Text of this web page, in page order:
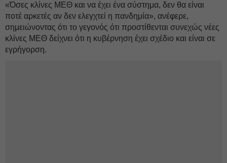
«Όσες κλίνες ΜΕΘ και να έχει ένα σύστημα, δεν θα είναι
ποτέ αρκετές αν δεν ελεγχτεί η πανδημία», ανέφερε,
σημειώνοντας ότι το γεγονός ότι προστίθενται συνεχώς νέες
κλίνες ΜΕΘ δείχνει ότι η κυβέρνηση έχει σχέδιο και είναι σε
εγρήγορση.